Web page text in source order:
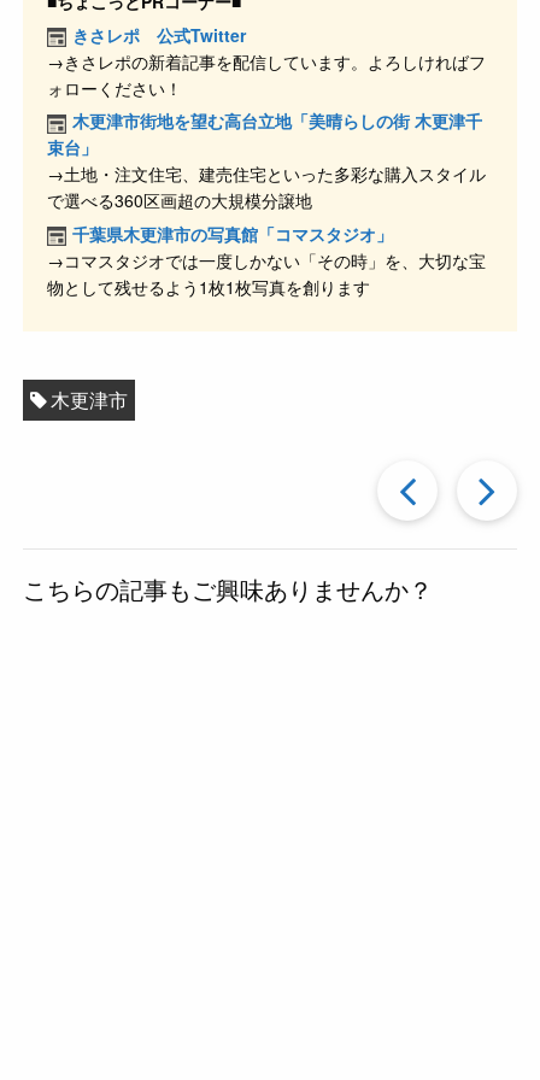
e
b
o
o
k
n
a
きさレポ 公式Twitter
→きさレポの新着記事を配信しています。よろしければフ
ォローください！
木更津市街地を望む高台立地「美晴らしの街 木更津千
束台」
→土地・注文住宅、建売住宅といった多彩な購入スタイル
で選べる360区画超の大規模分譲地
千葉県木更津市の写真館「コマスタジオ」
→コマスタジオでは一度しかない「その時」を、大切な宝
物として残せるよう1枚1枚写真を創ります
木更津市
過
去
こちらの記事もご興味ありませんか？